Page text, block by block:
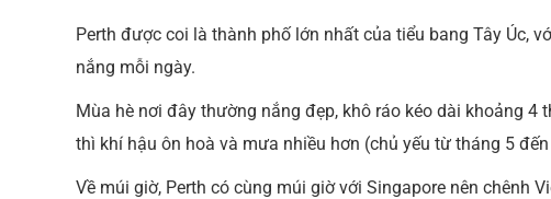
Perth được coi là thành phố lớn nhất của tiểu bang Tây Úc,
nắng mỗi ngày.
Mùa hè nơi đây thường nắng đẹp, khô ráo kéo dài khoảng
thì khí hậu ôn hoà và mưa nhiều hơn (chủ yếu từ tháng 5
Về múi giờ, Perth có cùng múi giờ với Singapore nên chênh